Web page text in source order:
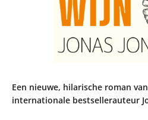
Een nieuwe, hilarische roman
internationale bestsellerauteur